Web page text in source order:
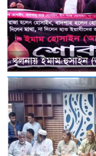
খুলনায় ইমাম হুসাইন